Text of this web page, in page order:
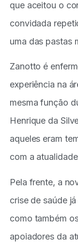
que aceitou o
convidada
uma das pastas
Zanotto é
experiência na
mesma função
Henrique da
aqueles eram
com a
Pela frente, a
crise de saúde
como também
apoiadores da